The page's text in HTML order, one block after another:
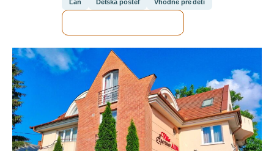
Ľan Detská posteľ Vhodné pre deti